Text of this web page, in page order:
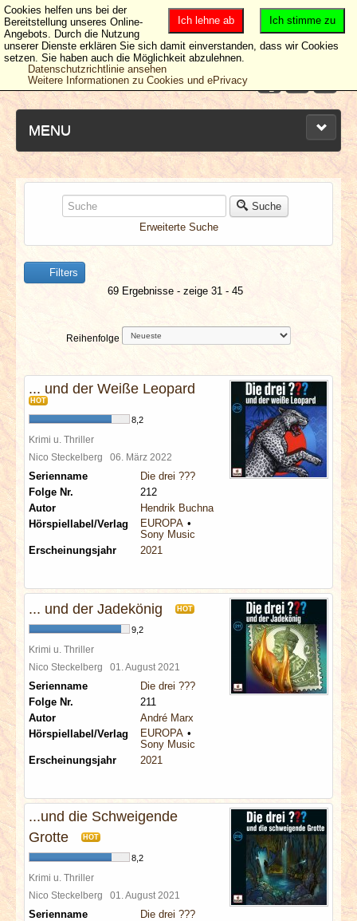
MENU
NEUESTE ARTIKEL
NEWS & DATES
BERICHTE
VERLOSUNGEN
SPECIALS
REDAKTION
LINKS
ARCHIV
Suche
Erweiterte Suche
Filters
69 Ergebnisse - zeige 31 - 45
Reihenfolge
... und der Weiße Leopard
HOT
8,2
Krimi u. Thriller
Nico Steckelberg 06. März 2022
Serienname
Die drei ???
Folge Nr.
212
Autor
Hendrik Buchna
Hörspiellabel/Verlag
EUROPA
Sony Music
Erscheinungsjahr
2021
... und der Jadekönig HOT
9,2
Krimi u. Thriller
Nico Steckelberg 01. August 2021
Serienname
Die drei ???
Folge Nr.
211
Autor
André Marx
Hörspiellabel/Verlag
EUROPA
Sony Music
Erscheinungsjahr
2021
...und die Schweigende
Grotte
HOT
8,2
Krimi u. Thriller
Nico Steckelberg 01. August 2021
Serienname
Die drei ???
Ich stimme zu
Ich lehne ab
Cookies helfen uns bei der
Bereitstellung unseres Online-
Angebots. Durch die Nutzung
unserer Dienste erklären Sie sich damit einverstanden, dass wir Cookies
setzen. Sie haben auch die Möglichkeit abzulehnen.
Datenschutzrichtlinie ansehen
Weitere Informationen zu Cookies und ePrivacy